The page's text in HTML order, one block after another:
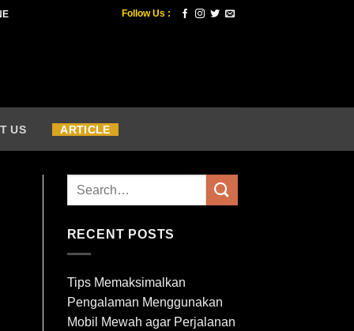
Follow Us :
US ARTICLE
RECENT POSTS
Tips Memaksimalkan
Pengalaman Menggunakan
Mobil Mewah agar Perjalanan